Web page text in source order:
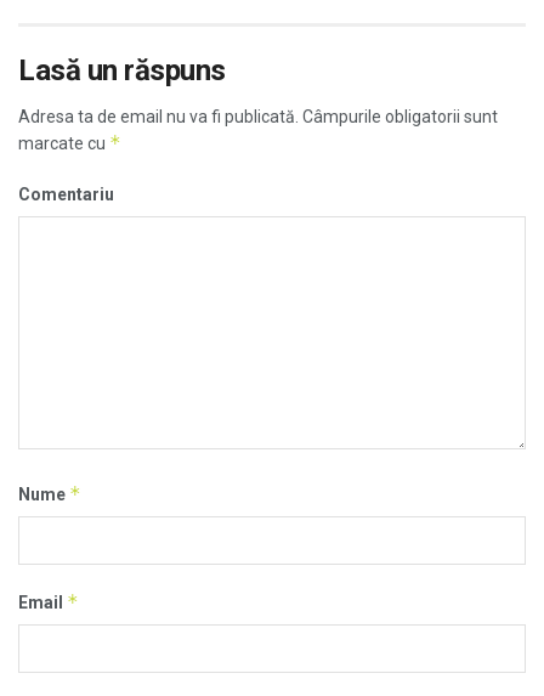
Lasă un răspuns
Adresa ta de email nu va fi publicată. Câmpurile obligatorii sunt
marcate cu *
Comentariu
Nume *
Email *